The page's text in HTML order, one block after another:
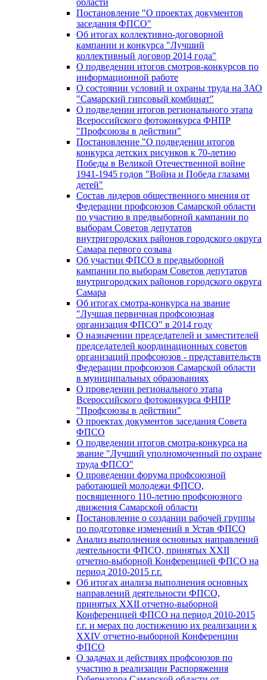
Постановление "О проектах документов
заседания ФПСО"
Об итогах коллективно-договорной
кампании и конкурса "Лучший
коллективный договор 2014 года"
О подведении итогов смотров-конкурсов по
информационной работе
О состоянии условий и охраны труда на ЗАО
"Самарский гипсовый комбинат"
О подведении итогов регионального этапа
Всероссийского фотоконкурса ФНПР
"Профсоюзы в действии"
Постановление "О подведении итогов
конкурса детских рисунков к 70-летию
Победы в Великой Отечественной войне
1941-1945 годов "Война и Победа глазами
детей"
Состав лидеров общественного мнения от
Федерации профсоюзов Самарской области
по участию в предвыборной кампании по
выборам Советов депутатов
внутригородских районов городского округа
Самара первого созыва
Об участии ФПСО в предвыборной
кампании по выборам Советов депутатов
внутригородских районов городского округа
Самара
Об итогах смотра-конкурса на звание
"Лучшая первичная профсоюзная
организация ФПСО" в 2014 году
О назначении председателей и заместителей
председателей координационных советов
организаций профсоюзов - представительств
Федерации профсоюзов Самарской области
в муниципальных образованиях
О проведении регионального этапа
Всероссийского фотоконкурса ФНПР
"Профсоюзы в действии"
О проектах документов заседания Совета
ФПСО
О подведении итогов смотра-конкурса на
звание "Лучший уполномоченный по охране
труда ФПСО"
О проведении форума профсоюзной
работающей молодежи ФПСО,
посвященного 110-летию профсоюзного
движения Самарской области
Постановление о создании рабочей группы
по подготовке изменений в Устав ФПСО
Анализ выполнения основных направлений
деятельности ФПСО, принятых XXII
отчетно-выборной Конференцией ФПСО на
период 2010-2015 г.г.
Об итогах анализа выполнения основных
направлений деятельности ФПСО,
принятых XXII отчетно-выборной
Конференцией ФПСО на период 2010-2015
г.г. и мерах по достижению их реализации к
XXIV отчетно-выборной Конференции
ФПСО
О задачах и действиях профсоюзов по
участию в реализации Распоряжения